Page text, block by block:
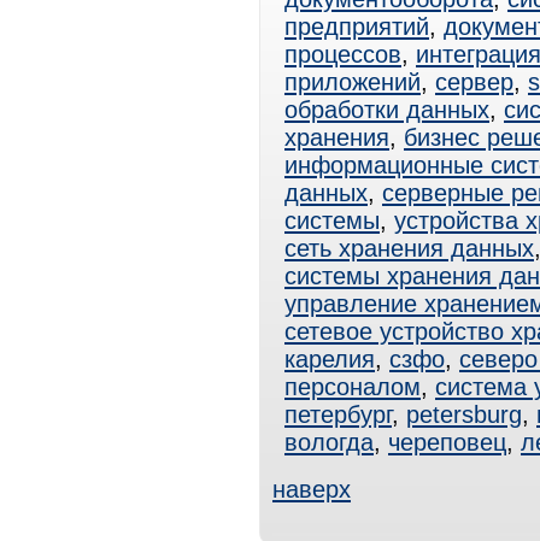
предприятий,
процессов, интеграция
приложений, сервер,
обработки данных,
хранения, бизнес
информационные
данных, серверные
системы, устройства
сеть хранения данных
системы хранения
управление
сетевое устройство
карелия, сзфо,
персоналом, система
петербург, petersburg,
вологда, череповец,
наверх